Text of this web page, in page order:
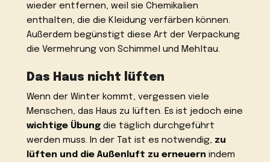
wieder entfernen, weil sie Chemikalien
enthalten, die die Kleidung verfärben können.
Außerdem begünstigt diese Art der Verpackung
die Vermehrung von Schimmel und Mehltau.
Das Haus nicht lüften
Wenn der Winter kommt, vergessen viele
Menschen, das Haus zu lüften. Es ist jedoch eine
wichtige Übung die täglich durchgeführt
werden muss. In der Tat ist es notwendig, zu
lüften und die Außenluft zu erneuern indem